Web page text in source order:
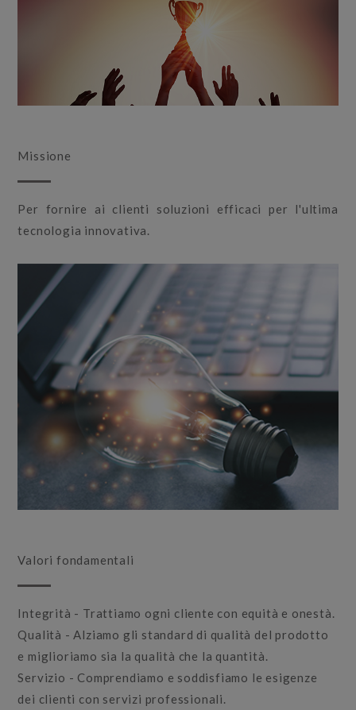
Missione
Per fornire ai clienti soluzioni efficaci per l'ultima
tecnologia innovativa.
Valori fondamentali
Integrità - Trattiamo ogni cliente con equità e onestà.
Qualità - Alziamo gli standard di qualità del prodotto
e miglioriamo sia la qualità che la quantità.
Servizio - Comprendiamo e soddisfiamo le esigenze
dei clienti con servizi professionali.